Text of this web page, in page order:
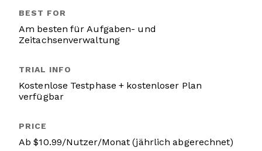
Am besten für Aufgaben- und
Zeitachsenverwaltung
Kostenlose Testphase + kostenloser Plan
verfügbar
Ab $10.99/Nutzer/Monat (jährlich abgerechnet)